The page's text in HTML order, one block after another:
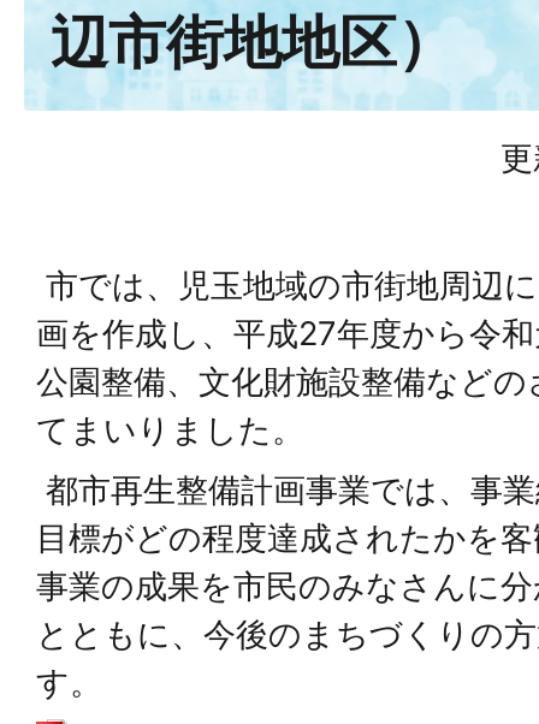
辺市街地地区）
市では、児玉地域の市街地周辺
画を作成し、平成27年度から令
公園整備、文化財施設整備など
てまいりました。
都市再生整備計画事業では、事
目標がどの程度達成されたかを
事業の成果を市民のみなさんに
とともに、今後のまちづくりの
す。